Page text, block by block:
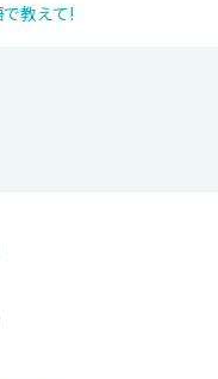
教えて!